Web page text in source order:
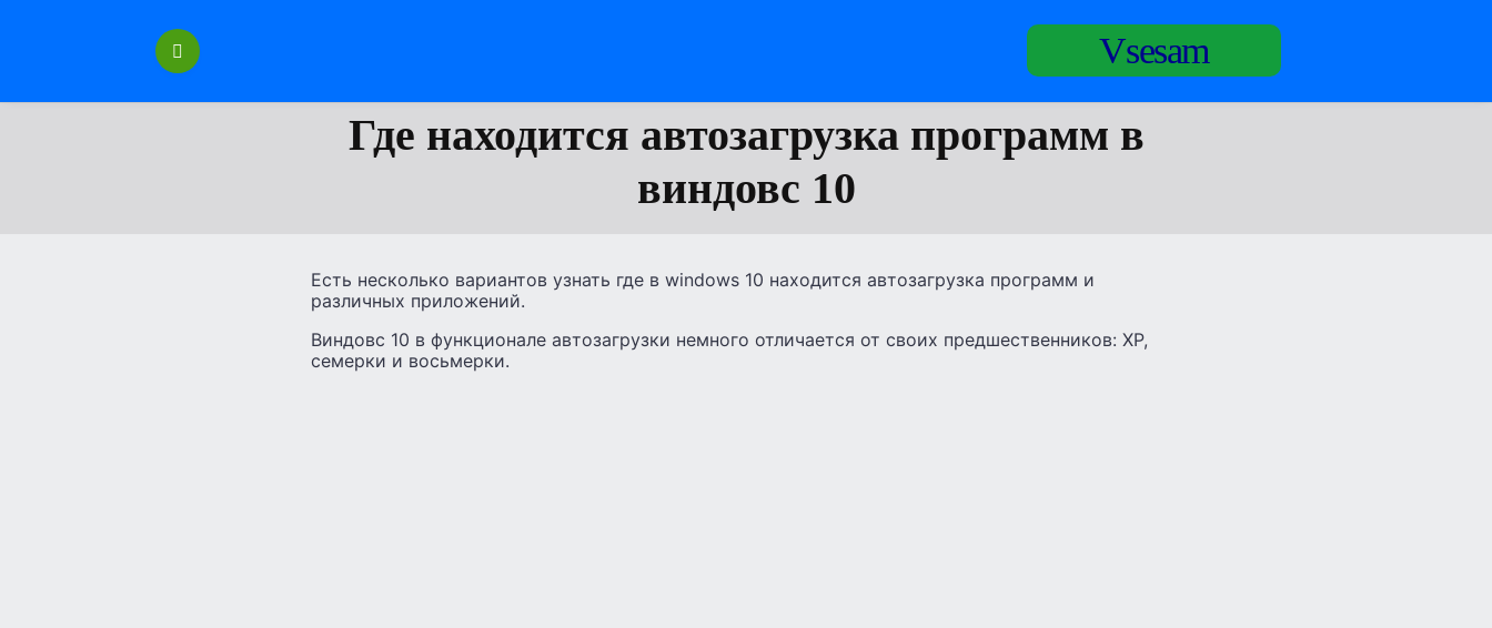
Vsesam
Где находится автозагрузка программ в
виндовс 10
Есть несколько вариантов узнать где в windows 10 находится автозагрузка программ и
различных приложений.
Виндовс 10 в функционале автозагрузки немного отличается от своих предшественников: XP,
семерки и восьмерки.